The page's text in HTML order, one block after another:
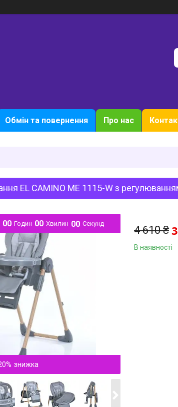
Обмін та повернення Про нас
EL CAMINO ME 1115-W з
00 Годин 00 Хвилин 00 Секунд
4 610 ₴
В наявності